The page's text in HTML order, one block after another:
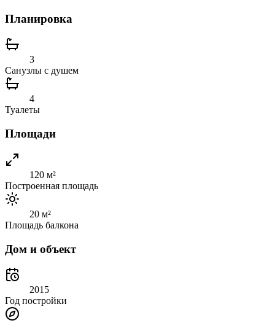
Планировка
3
Санузлы с душем
4
Туалеты
Площади
120 м²
Построенная площадь
20 м²
Площадь балкона
Дом и объект
2015
Год постройки